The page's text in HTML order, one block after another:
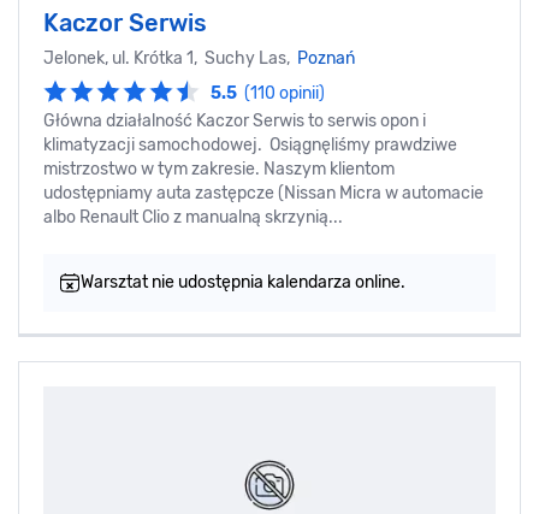
Kaczor Serwis
Jelonek, ul. Krótka 1, Suchy Las, Poznań
5.5 (110 opinii)
Główna działalność Kaczor Serwis to serwis opon i
klimatyzacji samochodowej. Osiągnęliśmy prawdziwe
mistrzostwo w tym zakresie. Naszym klientom
udostępniamy auta zastępcze (Nissan Micra w automacie
albo Renault Clio z manualną skrzynią...
Warsztat nie udostępnia kalendarza online.